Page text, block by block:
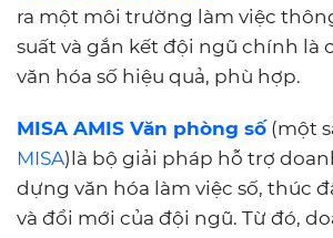
ra một môi trường làm việc
suất và gắn kết đội ngũ chính là
văn hóa số hiệu quả, phù hợp.
MISA AMIS Văn phòng số (một
MISA)là bộ giải pháp hỗ trợ
dựng văn hóa làm việc số, thúc
và đổi mới của đội ngũ. Từ đó,